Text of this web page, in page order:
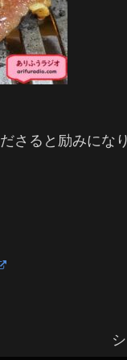
さると励みにな